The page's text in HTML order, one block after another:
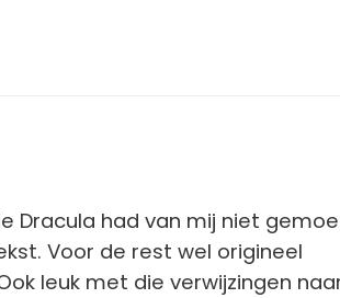
Dracula had van mij niet
Voor de rest wel origineel
leuk met die verwijzingen